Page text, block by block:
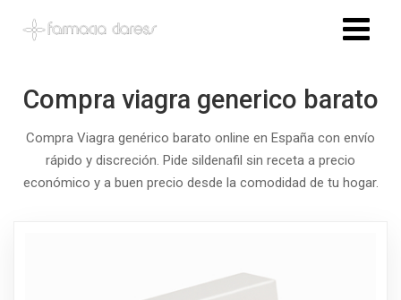
Compra viagra generico barato
Compra Viagra genérico barato online en España con envío
rápido y discreción. Pide sildenafil sin receta a precio
económico y a buen precio desde la comodidad de tu hogar.